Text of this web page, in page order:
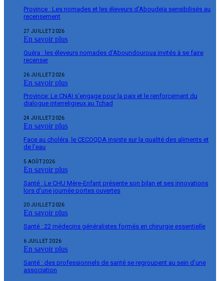
Province : Les nomades et les éleveurs d’Aboudeïa sensibilisés au
recensement
27 JUILLET 2026
En savoir plus
Guéra : les éleveurs nomades d’Aboundouroua invités à se faire
recenser
26 JUILLET 2026
En savoir plus
Province: Le CNAI s’engage pour la paix et le renforcement du
dialogue interreligieux au Tchad
24 JUILLET 2026
En savoir plus
Face au choléra, le CECOQDA insiste sur la qualité des aliments et
de l’eau
5 AOÛT 2026
En savoir plus
Santé : Le CHU Mère-Enfant présente son bilan et ses innovations
lors d’une journée portes ouvertes
20 JUILLET 2026
En savoir plus
Santé : 22 médecins généralistes formés en chirurgie essentielle
6 JUILLET 2026
En savoir plus
Santé : des professionnels de santé se regroupent au sein d’une
association